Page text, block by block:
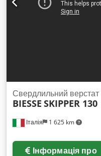
Італія 1 625 km
Свердлильний
BIESSE SKIPPER 130